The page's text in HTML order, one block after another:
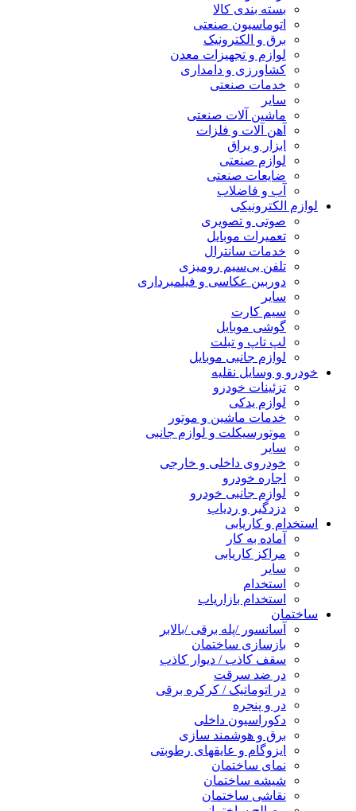
بسته بندی کالا
اتوماسیون صنعتی
برق و الکترونیک
لوازم و تجهیزات معدن
کشاورزی و دامداری
خدمات صنعتی
سایر
ماشین آلات صنعتی
آهن آلات و فلزات
ابزار و یراق
لوازم صنعتی
ضایعات صنعتی
آب و فاضلاب
لوازم الکترونیکی
صوتی و تصویری
تعمیرات موبایل
خدمات سانترال
تلفن بی‌سیم رومیزی
دوربین عکاسی و فیلمبرداری
سایر
سیم کارت
گوشی موبایل
لپ تاپ و تبلت
لوازم جانبی موبایل
خودرو و وسایل نقلیه
تزئینات خودرو
لوازم یدکی
خدمات ماشین و موتور
موتورسیکلت و لوازم جانبی
سایر
خودروی داخلی و خارجی
اجاره خودرو
لوازم جانبی خودرو
دزدگیر و ردیاب
استخدام و کاریابی
آماده به کار
مراکز کاریابی
سایر
استخدام
استخدام بازاریاب
ساختمان
آسانسور /پله برقی /بالابر
بازسازی ساختمان
سقف کاذب / دیوار کاذب
در ضد سرقت
در اتوماتیک / کرکره برقی
در و پنجره
دکوراسیون داخلی
برق و هوشمند سازی
ایزوگام و عایقهای رطوبتی
نمای ساختمان
شیشه ساختمان
نقاشی ساختمان